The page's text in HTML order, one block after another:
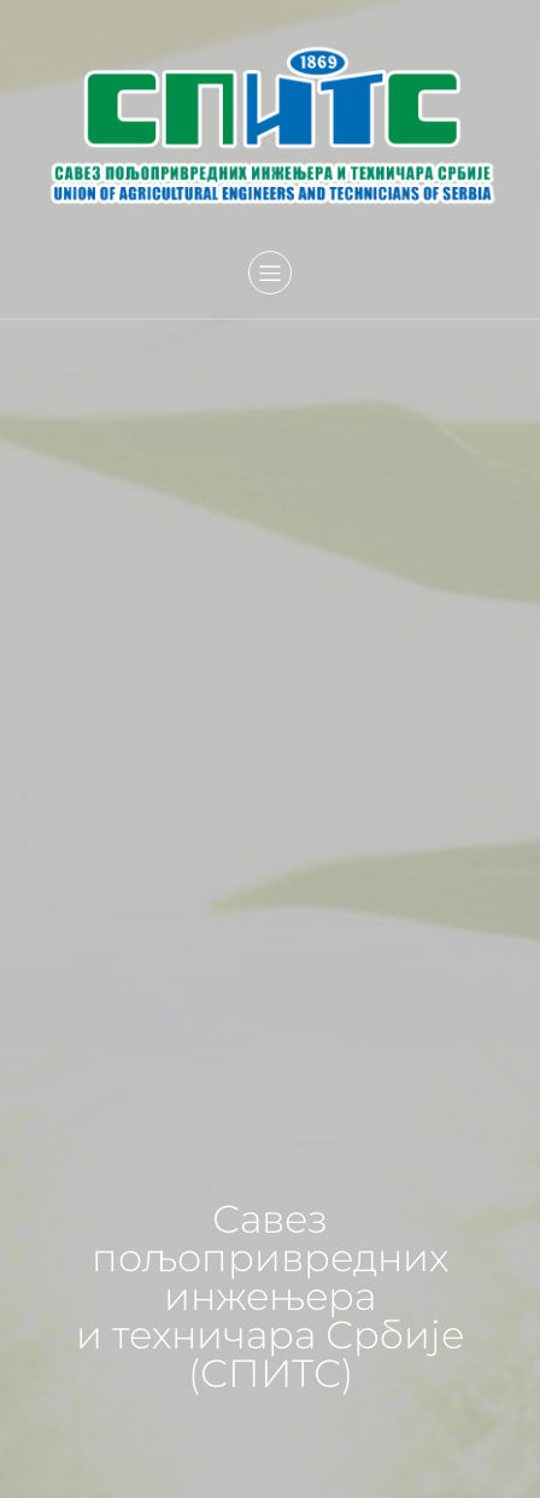
Савез
пољопривредних
инжењера
и техничара Србије
(СПИТС)